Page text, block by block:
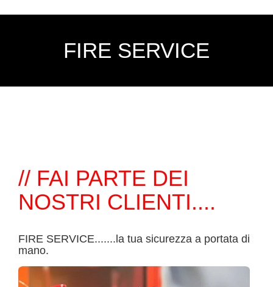
FIRE SERVICE
// FAI PARTE DEI
NOSTRI CLIENTI....
FIRE SERVICE.......la tua sicurezza a portata di
mano.